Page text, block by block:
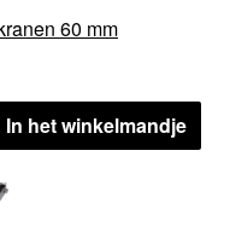
60 mm
In het winkelmandje